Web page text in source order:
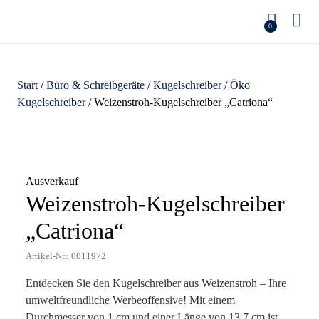
0
Start /Büro & Schreibgeräte /Kugelschreiber/Öko
Kugelschreiber/ Weizenstroh-Kugelschreiber „Catriona“
Ausverkauf
Weizenstroh-Kugelschreiber
„Catriona“
Artikel-Nr.: 0011972
Entdecken Sie den Kugelschreiber aus Weizenstroh – Ihre
umweltfreundliche Werbeoffensive! Mit einem